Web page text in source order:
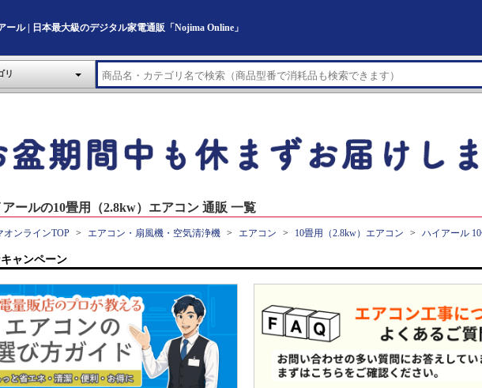
ール | 日本最大級のデジタル家電通販「Nojima Online」
リ
ールの10畳用（2.8kw）エアコン 通販 一覧
オンラインTOP エアコン・扇風機・空気清浄機 エアコン 10畳用（2.8kw）エアコン ハイアール
ャンペーン